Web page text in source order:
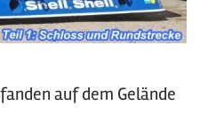
auf dem Gelände